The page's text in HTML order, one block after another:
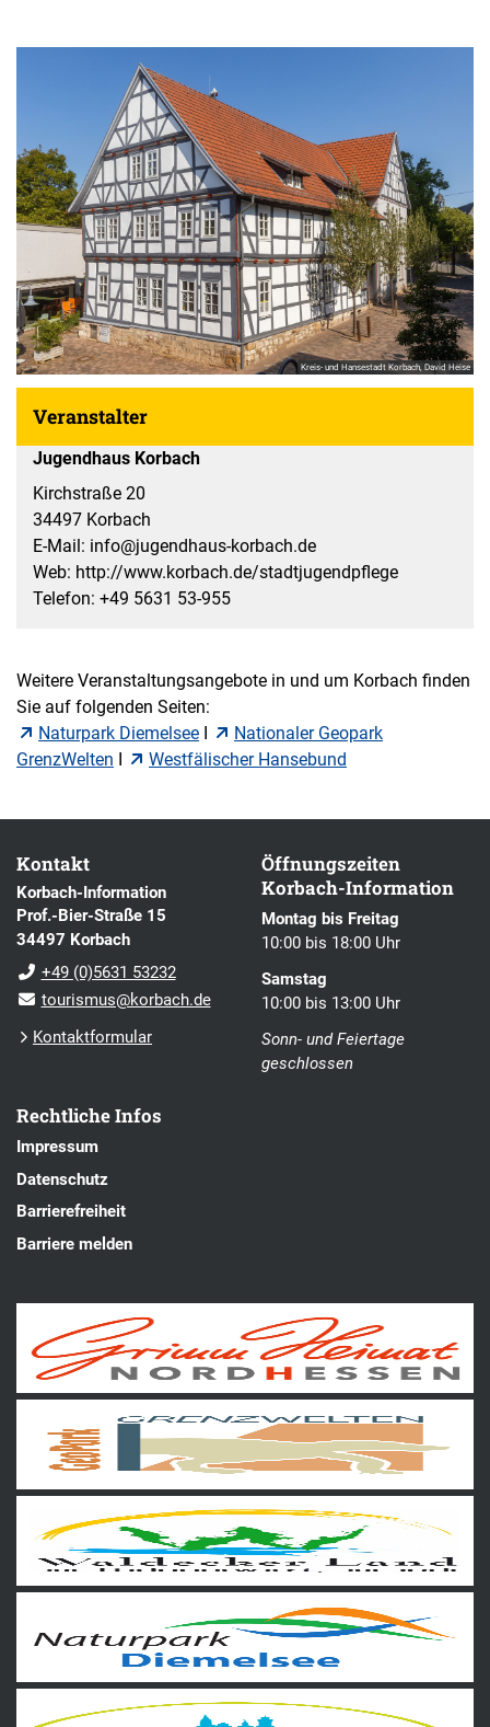
Kreis- und Hansestadt Korbach, David Heise
Veranstalter
Jugendhaus Korbach
Kirchstraße 20
34497 Korbach
E-Mail: info@jugendhaus-korbach.de
Web: http://www.korbach.de/stadtjugendpflege
Telefon: +49 5631 53-955
Weitere Veranstaltungsangebote in und um Korbach finden
Sie auf folgenden Seiten:
Naturpark Diemelsee I
Nationaler Geopark
GrenzWelten I Westfälischer Hansebund
Kontakt
Korbach-Information
Prof.-Bier-Straße 15
34497 Korbach
+49 (0)5631 53232
tourismus@korbach.de
Kontaktformular
Öffnungszeiten
Korbach-Information
Montag bis Freitag
10:00 bis 18:00 Uhr
Samstag
10:00 bis 13:00 Uhr
Sonn- und Feiertage
geschlossen
Rechtliche Infos
Impressum
Datenschutz
Barrierefreiheit
Barriere melden